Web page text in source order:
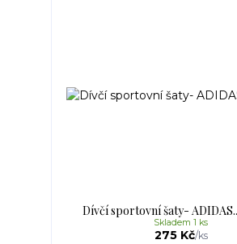
Dívčí sportovní šaty-
275 Kč/ks
Skladem 1 ks